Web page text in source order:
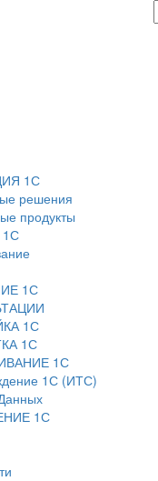
1С
решения
продукты
1С
1С
1С
1С
1С
1С (ИТС)
1С